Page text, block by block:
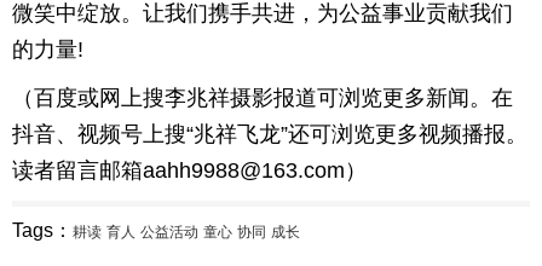
微笑中绽放。让我们携手共进，为公益事业贡献我们
的力量!
（百度或网上搜李兆祥摄影报道可浏览更多新闻。在
抖音、视频号上搜“兆祥飞龙”还可浏览更多视频播报。
读者留言邮箱aahh9988@163.com）
Tags： 耕读 育人 公益活动 童心 协同 成长